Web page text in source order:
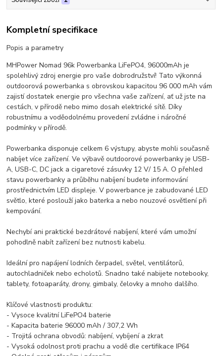
Kompletní specifikace
Popis a parametry
MHPower Nomad 96k Powerbanka LiFePO4, 96000mAh je
spolehlivý zdroj energie pro vaše dobrodružství! Tato výkonná
outdoorová powerbanka s obrovskou kapacitou 96 000 mAh vám
zajistí dostatek energie pro všechna vaše zařízení, ať už jste na
cestách, v přírodě nebo mimo dosah elektrické sítě. Díky
robustnímu a voděodolnému provedení zvládne i náročné
podmínky v přírodě.
Powerbanka disponuje celkem 6 výstupy, abyste mohli současně
nabíjet více zařízení. Ve výbavě outdoorové powerbanky je USB-
A, USB-C, DC jack a cigaretové zásuvky 12 V/ 15 A. O přehled
stavu powerbanky a průběhu nabíjení budete informování
prostřednictvím LED displeje. V powerbance je zabudované LED
světlo, které poslouží jako baterka a nebo nouzové osvětlení při
kempování.
Nechybí ani praktické bezdrátové nabíjení, které vám umožní
pohodlně nabít zařízení bez nutnosti kabelu.
Ideální pro napájení lodních čerpadel, světel, ventilátorů,
autochladniček nebo echolotů. Snadno také nabijete notebooky,
tablety, fotoaparáty, drony, gimbaly, čelovky a mnoho dalšího.
Klíčové vlastnosti produktu:
- Vysoce kvalitní LiFePO4 baterie
- Kapacita baterie 96000 mAh / 307,2 Wh
- Trojitá ochrana obvodů: nabíjení, vybíjení a zkrat
- Vysoká odolnost proti prachu a vodě dle certifikace IP64